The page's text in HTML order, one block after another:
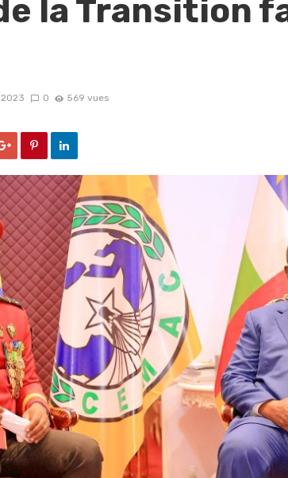
la Transition
0 569 vues